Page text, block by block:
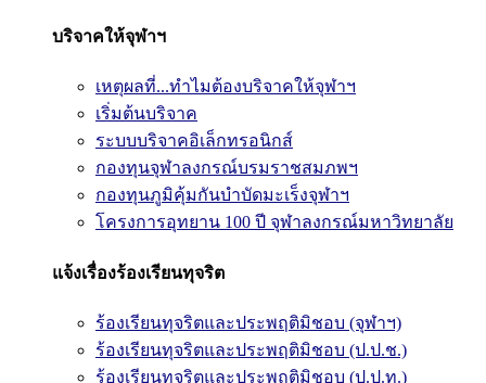
บริจาคให้จุฬาฯ
เหตุผลที่...ทำไมต้องบริจาคให้จุฬาฯ
เริ่มต้นบริจาค
ระบบบริจาคอิเล็กทรอนิกส์
กองทุนจุฬาลงกรณ์บรมราชสมภพฯ
กองทุนภูมิคุ้มกันบำบัดมะเร็งจุฬาฯ
โครงการอุทยาน 100 ปี จุฬาลงกรณ์มหาวิทยาลัย
แจ้งเรื่องร้องเรียนทุจริต
ร้องเรียนทุจริตและประพฤติมิชอบ (จุฬาฯ)
ร้องเรียนทุจริตและประพฤติมิชอบ (ป.ป.ช.)
ร้องเรียนทุจริตและประพฤติมิชอบ (ป.ป.ท.)